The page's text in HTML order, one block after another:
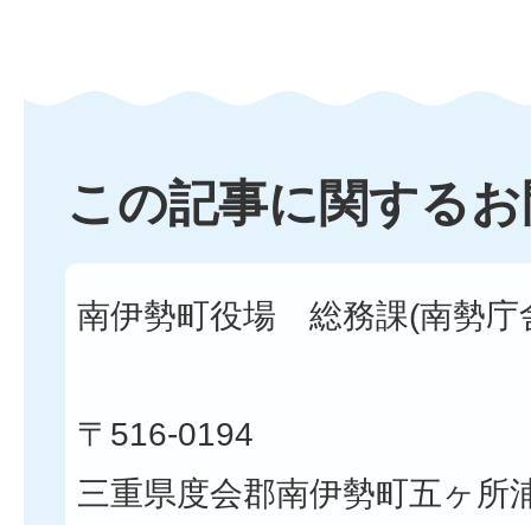
この記事に関する
南伊勢町役場 総務課(南勢庁
〒516-0194
三重県度会郡南伊勢町五ヶ所